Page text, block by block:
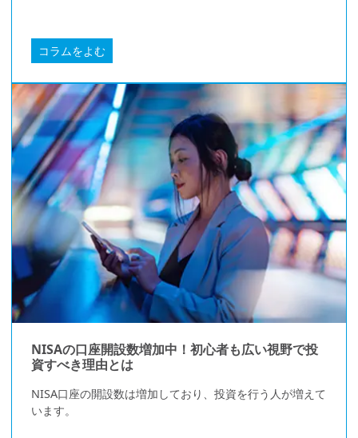
コラムをよむ
NISAの口座開設数増加中！初心者も広い視野で投
資すべき理由とは
NISA口座の開設数は増加しており、投資を行う人が増えて
います。